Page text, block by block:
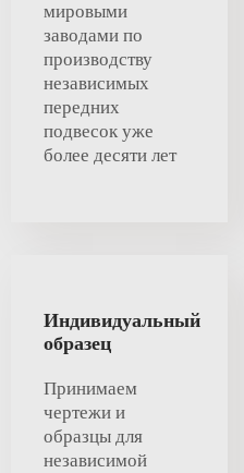
мировыми
заводами по
производству
независимых
передних
подвесок уже
более десяти лет
Индивидуальный
образец
Принимаем
чертежи и
образцы для
независимой